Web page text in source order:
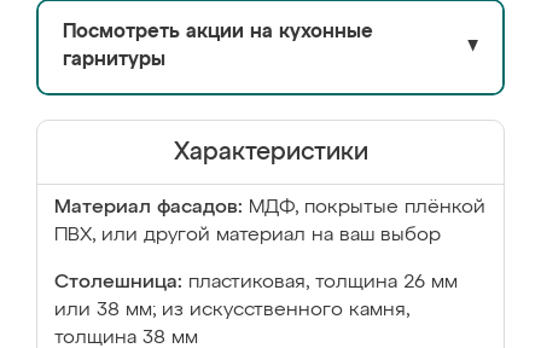
Посмотреть акции на кухонные
гарнитуры
▼
Характеристики
Материал фасадов: МДФ, покрытые плёнкой
ПВХ, или другой материал на ваш выбор
Столешница: пластиковая, толщина 26 мм
или 38 мм; из искусственного камня,
толщина 38 мм